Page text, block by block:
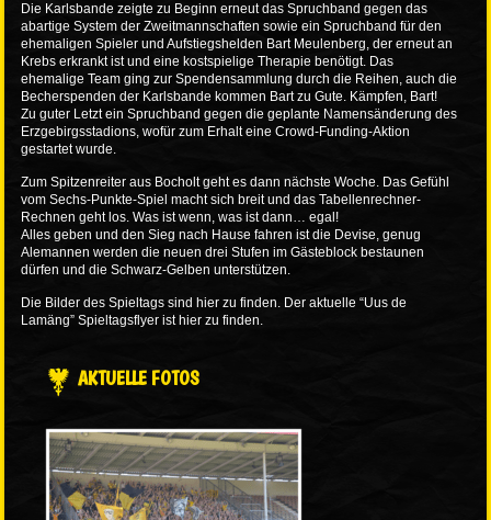
Die Karlsbande zeigte zu Beginn erneut das Spruchband gegen das
abartige System der Zweitmannschaften sowie ein Spruchband für den
ehemaligen Spieler und Aufstiegshelden Bart Meulenberg, der erneut an
Krebs erkrankt ist und eine kostspielige Therapie benötigt. Das
ehemalige Team ging zur Spendensammlung durch die Reihen, auch die
Becherspenden der Karlsbande kommen Bart zu Gute. Kämpfen, Bart!
Zu guter Letzt ein Spruchband gegen die geplante Namensänderung des
Erzgebirgsstadions, wofür zum Erhalt eine Crowd-Funding-Aktion
gestartet wurde.
Zum Spitzenreiter aus Bocholt geht es dann nächste Woche. Das Gefühl
vom Sechs-Punkte-Spiel macht sich breit und das Tabellenrechner-
Rechnen geht los. Was ist wenn, was ist dann… egal!
Alles geben und den Sieg nach Hause fahren ist die Devise, genug
Alemannen werden die neuen drei Stufen im Gästeblock bestaunen
dürfen und die Schwarz-Gelben unterstützen.
Die Bilder des Spieltags sind hier zu finden. Der aktuelle “Uus de
Lamäng” Spieltagsflyer ist hier zu finden.
AKTUELLE FOTOS